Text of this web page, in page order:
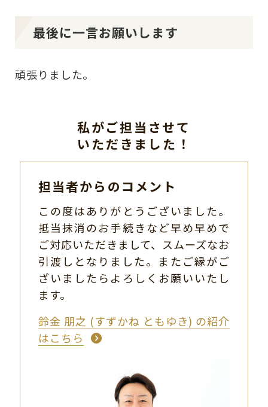
最後に一言お願いします
頑張りました。
私がご担当させて
いただきました！
担当者からのコメント
この度はありがとうございました。
抵当抹消のお手続きなど早め早めで
ご対応いただきまして、スムーズなお
引渡しとなりました。またご縁がご
ざいましたらよろしくお願いいたし
ます。
鈴金 朋之 (すずかね ともゆき) の紹介
はこちら